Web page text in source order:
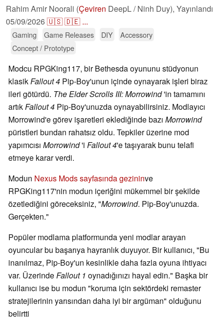
Rahim Amir Noorali (Çeviren DeepL / Ninh Duy), Yayınlandı
05/09/2026🇺🇸🇩🇪 ...
Gaming Game Releases DIY
Accessory
Concept / Prototype
Modcu RPGKing117, bir Bethesda oyununu stüdyonun
klasikFallout 4 Pip-Boy'unun içinde oynayarak işleri biraz
ileri götürdü. The Elder Scrolls III: Morrowind'in tamamını
artıkFallout 4 Pip-Boy'unuzda oynayabilirsiniz. Modlayıcı
Morrowind'e görev işaretleri eklediğinde bazı Morrowind
püristleri bundan rahatsız oldu. Tepkiler üzerine mod
yapımcısı Morrowind'i Fallout 4'e taşıyarak bunu telafi
etmeye karar verdi.
Modun Nexus Mods sayfasında gezininve
RPGKing117'nin modun içeriğini mükemmel bir şekilde
özetlediğini göreceksiniz, "Morrowind. Pip-Boy'unuzda.
Gerçekten."
Popüler modlama platformunda yeni modlar arayan
oyuncular bu başarıya hayranlık duyuyor. Bir kullanıcı, "Bu
inanılmaz, Pip-Boy'un kesinlikle daha fazla oyuna ihtiyacı
var. ÜzerindeFallout 1 oynadığınızı hayal edin." Başka bir
kullanıcı ise bu modun "koruma için sektördeki remaster
stratejilerinin yarısından daha iyi bir argüman" olduğunu
belirtti